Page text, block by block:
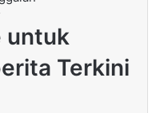
untuk
Terkini